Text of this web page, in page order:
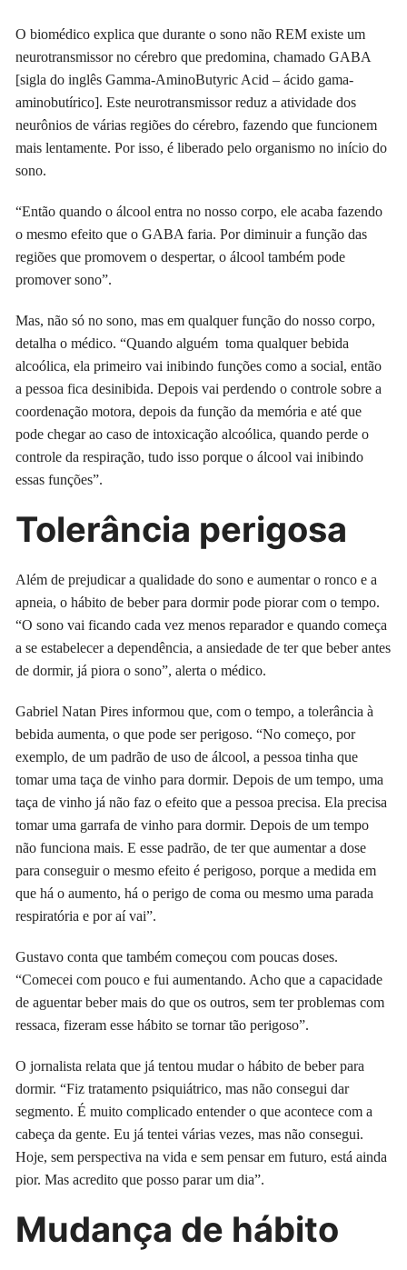
O biomédico explica que durante o sono não REM existe um
neurotransmissor no cérebro que predomina, chamado GABA
[sigla do inglês Gamma-AminoButyric Acid – ácido gama-
aminobutírico]. Este neurotransmissor reduz a atividade dos
neurônios de várias regiões do cérebro, fazendo que funcionem
mais lentamente. Por isso, é liberado pelo organismo no início do
sono.
“Então quando o álcool entra no nosso corpo, ele acaba fazendo
o mesmo efeito que o GABA faria. Por diminuir a função das
regiões que promovem o despertar, o álcool também pode
promover sono”.
Mas, não só no sono, mas em qualquer função do nosso corpo,
detalha o médico. “Quando alguém toma qualquer bebida
alcoólica, ela primeiro vai inibindo funções como a social, então
a pessoa fica desinibida. Depois vai perdendo o controle sobre a
coordenação motora, depois da função da memória e até que
pode chegar ao caso de intoxicação alcoólica, quando perde o
controle da respiração, tudo isso porque o álcool vai inibindo
essas funções”.
Tolerância perigosa
Além de prejudicar a qualidade do sono e aumentar o ronco e a
apneia, o hábito de beber para dormir pode piorar com o tempo.
“O sono vai ficando cada vez menos reparador e quando começa
a se estabelecer a dependência, a ansiedade de ter que beber antes
de dormir, já piora o sono”, alerta o médico.
Gabriel Natan Pires informou que, com o tempo, a tolerância à
bebida aumenta, o que pode ser perigoso. “No começo, por
exemplo, de um padrão de uso de álcool, a pessoa tinha que
tomar uma taça de vinho para dormir. Depois de um tempo, uma
taça de vinho já não faz o efeito que a pessoa precisa. Ela precisa
tomar uma garrafa de vinho para dormir. Depois de um tempo
não funciona mais. E esse padrão, de ter que aumentar a dose
para conseguir o mesmo efeito é perigoso, porque a medida em
que há o aumento, há o perigo de coma ou mesmo uma parada
respiratória e por aí vai”.
Gustavo conta que também começou com poucas doses.
“Comecei com pouco e fui aumentando. Acho que a capacidade
de aguentar beber mais do que os outros, sem ter problemas com
ressaca, fizeram esse hábito se tornar tão perigoso”.
O jornalista relata que já tentou mudar o hábito de beber para
dormir. “Fiz tratamento psiquiátrico, mas não consegui dar
segmento. É muito complicado entender o que acontece com a
cabeça da gente. Eu já tentei várias vezes, mas não consegui.
Hoje, sem perspectiva na vida e sem pensar em futuro, está ainda
pior. Mas acredito que posso parar um dia”.
Mudança de hábito